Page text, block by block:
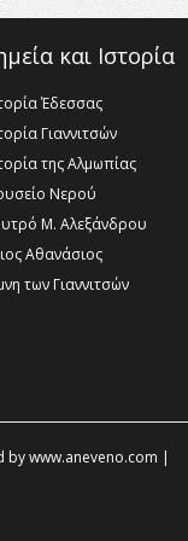
και Ιστορία
Έδεσσας
Γιαννιτσών
της Αλμωπίας
Νερού
Μ. Αλεξάνδρου
Αθανάσιος
των Γιαννιτσών
bywww.aneveno.com |